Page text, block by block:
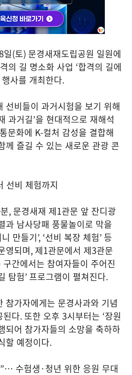
일(토) 문경새재도립공원 일원에
의 길 명소화 사업 ‘합격의 길에
행사를 개최한다.
선비들이 과거시험을 보기 위해
과거길’을 현대적으로 재해석
문화에 K-컬처 감성을 결합해
께 즐길 수 있는 새로운 관광 콘
선비 체험까지
분, 문경새재 제1관문 앞 잔디광
과 남사당패 풍물놀이로 막을
만들기’, ‘선비 복장 체험’ 등
영되며, 제1관문에서 제3관문
간에서는 참여자들이 주어진
탐험’ 프로그램이 펼쳐진다.
참가자에게는 문경사과와 기념
된다. 또한 오후 3시부터는 ‘장원
되어 참가자들의 소망을 축하하
할 예정이다.
”… 수험생·청년 위한 응원 무대